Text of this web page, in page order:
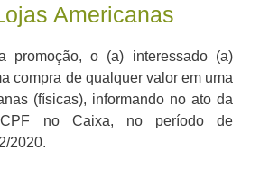
Americanas
promoção, o (a) interessado (a)
compra de qualquer valor em uma
(físicas), informando no ato da
no Caixa, no período de
2020.